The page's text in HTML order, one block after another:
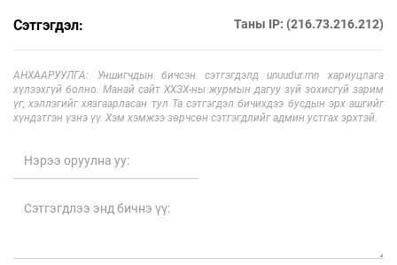
Сэтгэгдэл: Таны IP: (216.73.216.212)
АНХААРУУЛГА: Уншигчдын бичсэн сэтгэгдэлд unuudur.mn хариуцлага
хүлээхгүй болно. Манай сайт ХХЗХ-ны журмын дагуу зүй зохисгүй зарим
үг, хэллэгийг хязгаарласан тул Та сэтгэгдэл бичихдээ бусдын эрх ашгийг
хүндэтгэн үзнэ үү. Хэм хэмжээ зөрчсөн сэтгэгдлийг админ устгах эрхтэй.